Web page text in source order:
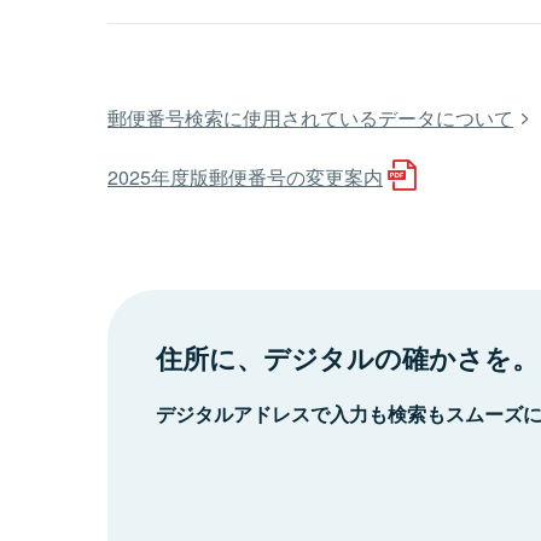
郵便番号検索に使用されているデータについて
2025年度版郵便番号の変更案内
住所に、デジタルの確かさを。
デジタルアドレスで入力も検索もスムーズ